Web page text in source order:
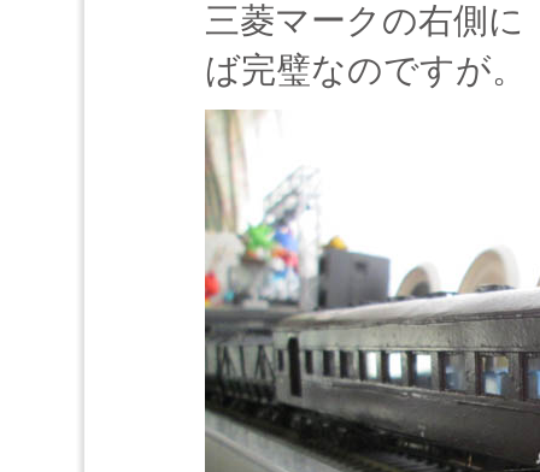
三菱マークの右側に
ば完璧なのですが。